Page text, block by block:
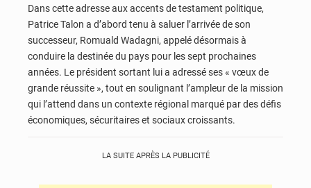
Dans cette adresse aux accents de testament politique,
Patrice Talon a d’abord tenu à saluer l’arrivée de son
successeur, Romuald Wadagni, appelé désormais à
conduire la destinée du pays pour les sept prochaines
années. Le président sortant lui a adressé ses « vœux de
grande réussite », tout en soulignant l’ampleur de la mission
qui l’attend dans un contexte régional marqué par des défis
économiques, sécuritaires et sociaux croissants.
LA SUITE APRÈS LA PUBLICITÉ